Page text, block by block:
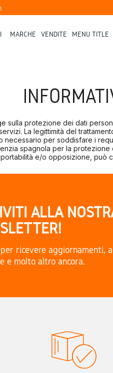
MARCHE VENDITE MENU TITLE
sulla protezione dei dati
La legittimità del
necessario per soddisfare i
spagnola per la
e/o opposizione, può
ALLA
ricevere aggiornamenti,
e molto altro ancora.